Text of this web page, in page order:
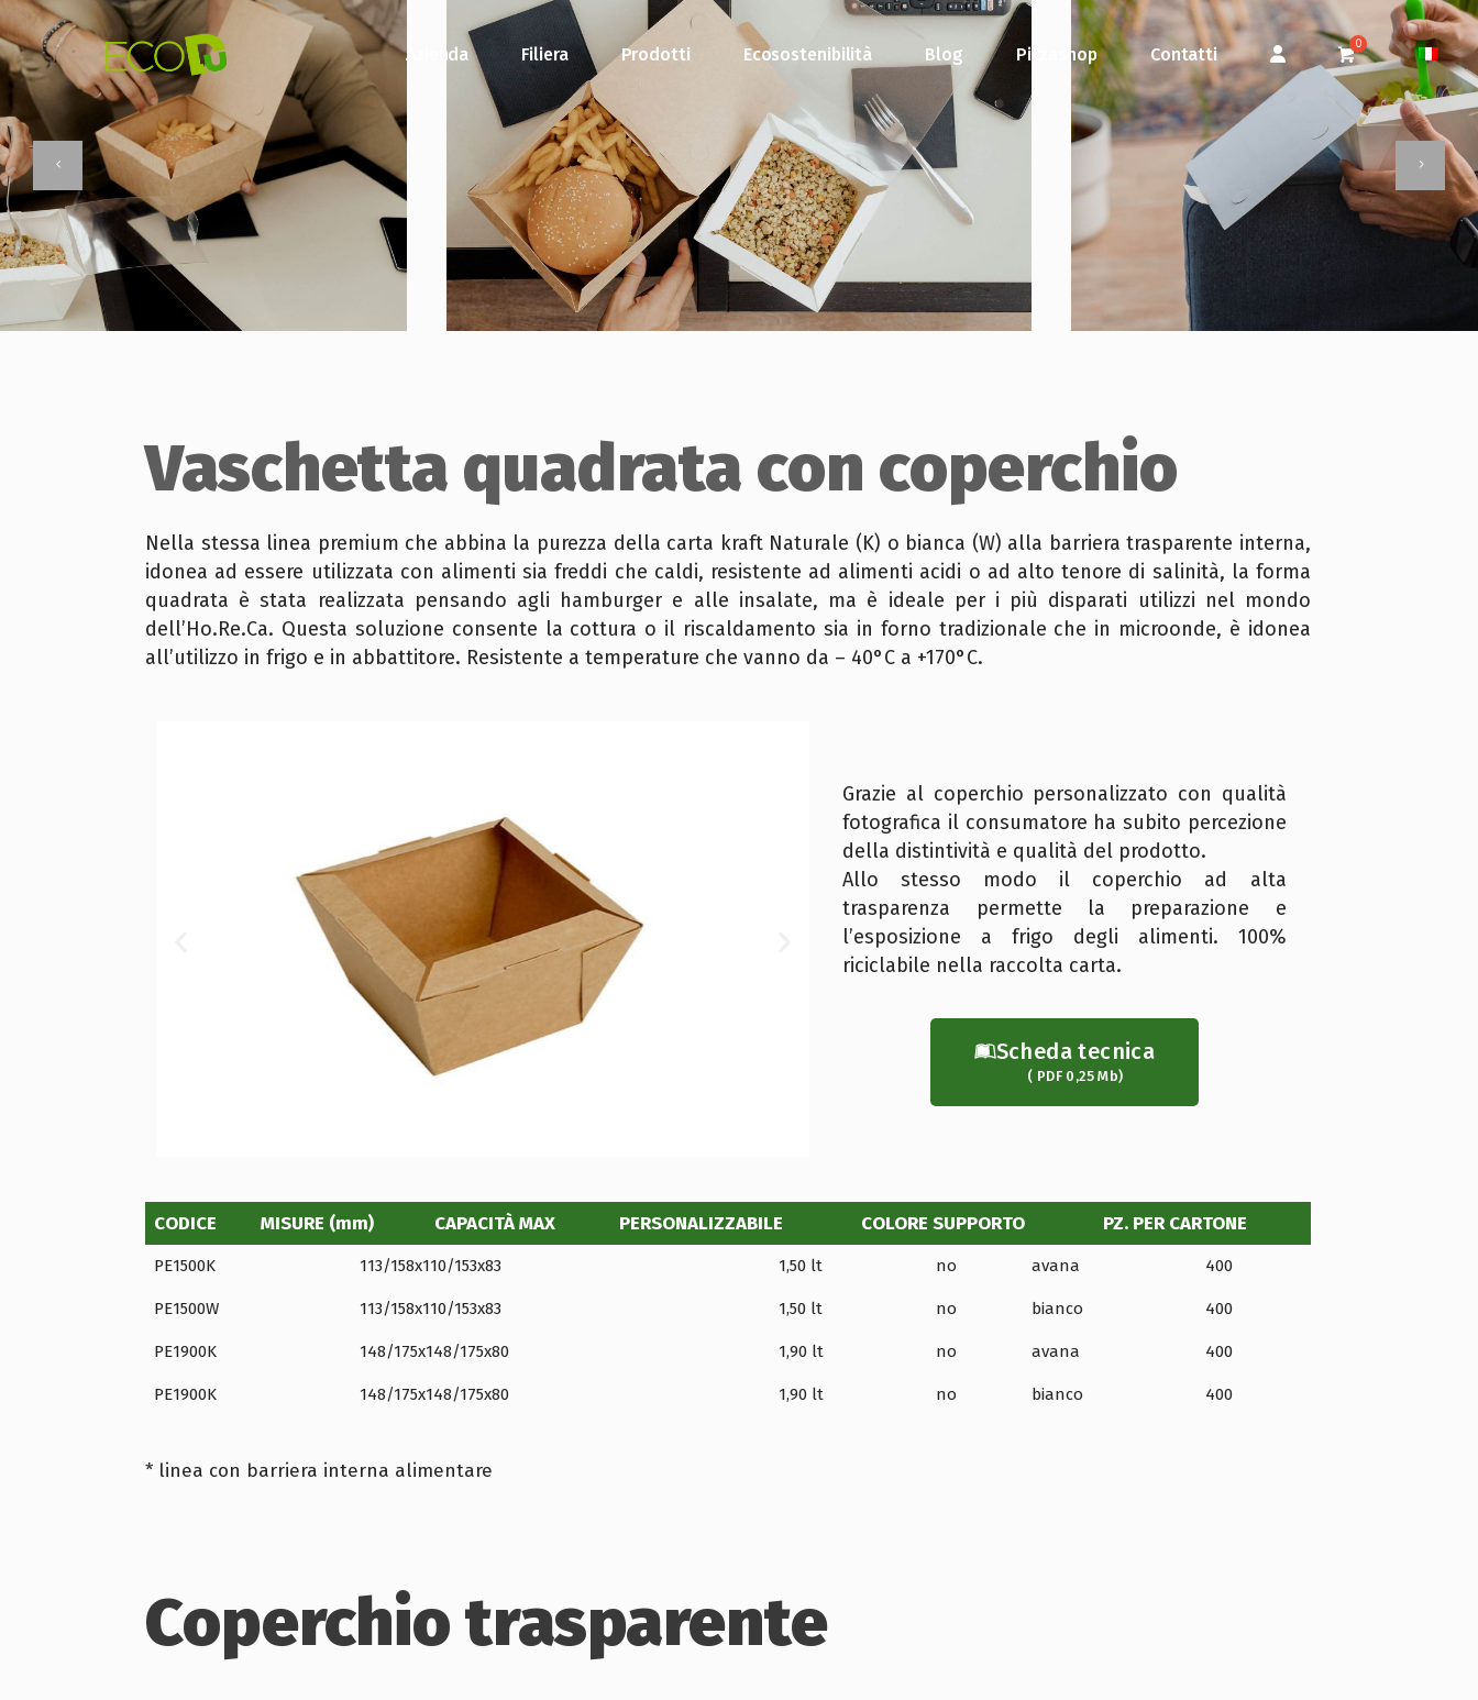
Azienda Filiera Prodotti Ecosostenibilità Blog Pizzashop Contatti
Vaschetta quadrata con coperchio
Nella stessa linea premium che abbina la purezza della carta kraft Naturale (K) o bianca (W) alla barriera trasparente interna,
idonea ad essere utilizzata con alimenti sia freddi che caldi, resistente ad alimenti acidi o ad alto tenore di salinità, la forma
quadrata è stata realizzata pensando agli hamburger e alle insalate, ma è ideale per i più disparati utilizzi nel mondo
dell’Ho.Re.Ca. Questa soluzione consente la cottura o il riscaldamento sia in forno tradizionale che in microonde, è idonea
all’utilizzo in frigo e in abbattitore. Resistente a temperature che vanno da – 40°C a +170°C.
Grazie al coperchio personalizzato con qualità
fotografica il consumatore ha subito percezione
della distintività e qualità del prodotto.
Allo stesso modo il coperchio ad alta
trasparenza permette la preparazione e
l’esposizione a frigo degli alimenti. 100%
riciclabile nella raccolta carta.
Scheda tecnica
( PDF 0,25 Mb)
CODICE MISURE (mm) CAPACITÀ MAX PERSONALIZZABILE COLORE SUPPORTO PZ. PER CARTONE
PE1500K 113/158x110/153x83 1,50 lt no avana 400
PE1500W 113/158x110/153x83 1,50 lt no bianco 400
PE1900K 148/175x148/175x80 1,90 lt no avana 400
PE1900K 148/175x148/175x80 1,90 lt no bianco 400
* linea con barriera interna alimentare
Coperchio trasparente